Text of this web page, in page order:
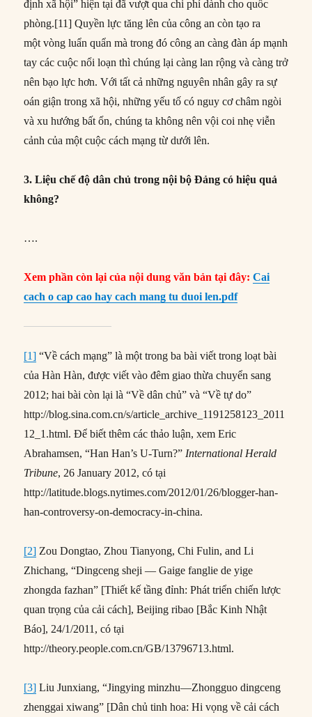
định xã hội” hiện tại đã vượt qua chi phí dành cho quốc
phòng.[11] Quyền lực tăng lên của công an còn tạo ra
một vòng luẩn quẩn mà trong đó công an càng đàn áp mạnh
tay các cuộc nổi loạn thì chúng lại càng lan rộng và càng trở
nên bạo lực hơn. Với tất cả những nguyên nhân gây ra sự
oán giận trong xã hội, những yếu tố có nguy cơ châm ngòi
và xu hướng bất ổn, chúng ta không nên vội coi nhẹ viễn
cảnh của một cuộc cách mạng từ dưới lên.
3. Liệu chế độ dân chủ trong nội bộ Đảng có hiệu quả
không?
….
Xem phần còn lại của nội dung văn bản tại đây: Cai
cach o cap cao hay cach mang tu duoi len.pdf
[1] “Về cách mạng” là một trong ba bài viết trong loạt bài
của Hàn Hàn, được viết vào đêm giao thừa chuyển sang
2012; hai bài còn lại là “Về dân chủ” và “Về tự do”
http://blog.sina.com.cn/s/article_archive_1191258123_2011
12_1.html. Để biết thêm các thảo luận, xem Eric
Abrahamsen, “Han Han’s U-Turn?” International Herald
Tribune, 26 January 2012, có tại
http://latitude.blogs.nytimes.com/2012/01/26/blogger-han-
han-controversy-on-democracy-in-china.
[2] Zou Dongtao, Zhou Tianyong, Chi Fulin, and Li
Zhichang, “Dingceng sheji — Gaige fanglie de yige
zhongda fazhan” [Thiết kế tầng đỉnh: Phát triển chiến lược
quan trọng của cải cách], Beijing ribao [Bắc Kinh Nhật
Báo], 24/1/2011, có tại
http://theory.people.com.cn/GB/13796713.html.
[3] Liu Junxiang, “Jingying minzhu—Zhongguo dingceng
zhenggai xiwang” [Dân chủ tinh hoa: Hi vọng về cải cách